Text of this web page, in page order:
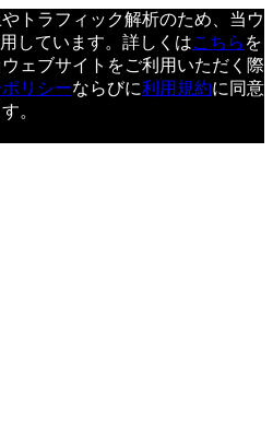
トラフィック解析のため、当ウ
しています。詳しくはこちら を
ェブサイトをご利用いただく際
リシーならびに利用規約に同意
。